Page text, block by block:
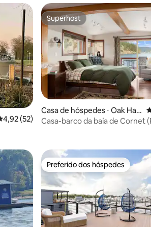
de uma avaliação média de 5, 52
4,92 (52)
Superhost
Superhost
Casa de hóspedes ⋅ Oak Har
bor
Casa-barco da baía de Cornet
Preferido dos hóspedes
Preferido dos hóspedes